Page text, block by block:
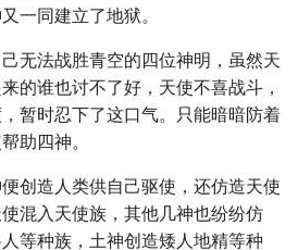
一同建立了地狱。
无法战胜青空的四位神明，虽然天
的谁也讨不了好，天使不喜战斗，
暂时忍下了这口气。只能暗暗防着
助四神。
创造人类供自己驱使，还仿造天使
混入天使族，其他几神也纷纷仿
等种族，土神创造矮人地精等种